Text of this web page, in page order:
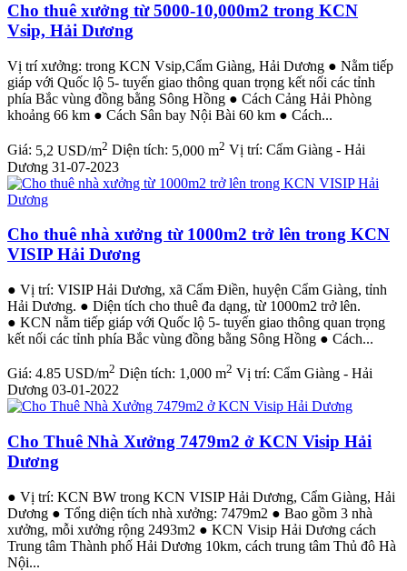
Cho thuê xưởng từ 5000-10,000m2 trong KCN
Vsip, Hải Dương
Vị trí xưởng: trong KCN Vsip,Cẩm Giàng, Hải Dương ● Nằm tiếp
giáp với Quốc lộ 5- tuyến giao thông quan trọng kết nối các tỉnh
phía Bắc vùng đồng bằng Sông Hồng ● Cách Cảng Hải Phòng
khoảng 66 km ● Cách Sân bay Nội Bài 60 km ● Cách...
Giá: 5,2 USD/m2 Diện tích: 5,000 m2 Vị trí: Cẩm Giàng - Hải
Dương 31-07-2023
Cho thuê nhà xưởng từ 1000m2 trở lên trong KCN
VISIP Hải Dương
● Vị trí: VISIP Hải Dương, xã Cẩm Điền, huyện Cẩm Giàng, tỉnh
Hải Dương. ● Diện tích cho thuê đa dạng, từ 1000m2 trở lên.
● KCN nằm tiếp giáp với Quốc lộ 5- tuyến giao thông quan trọng
kết nối các tỉnh phía Bắc vùng đồng bằng Sông Hồng ● Cách...
Giá: 4.85 USD/m2 Diện tích: 1,000 m2 Vị trí: Cẩm Giàng - Hải
Dương 03-01-2022
Cho Thuê Nhà Xưởng 7479m2 ở KCN Visip Hải
Dương
● Vị trí: KCN BW trong KCN VISIP Hải Dương, Cẩm Giàng, Hải
Dương ● Tổng diện tích nhà xưởng: 7479m2 ● Bao gồm 3 nhà
xưởng, mỗi xưởng rộng 2493m2 ● KCN Visip Hải Dương cách
Trung tâm Thành phố Hải Dương 10km, cách trung tâm Thủ đô Hà
Nội...